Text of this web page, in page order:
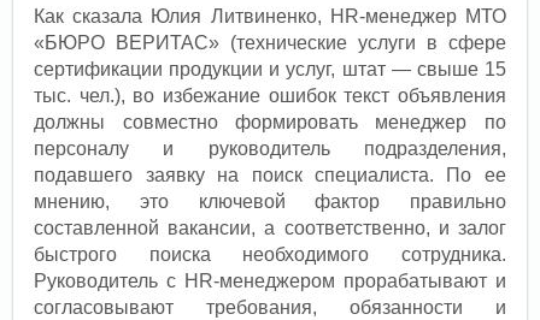
Как сказала Юлия Литвиненко, HR-менеджер МТО
«БЮРО ВЕРИТАС» (технические услуги в сфере
сертификации продукции и услуг, штат — свыше 15
тыс. чел.), во избежание ошибок текст объявления
должны совместно формировать менеджер по
персоналу и руководитель подразделения,
подавшего заявку на поиск специалиста. По ее
мнению, это ключевой фактор правильно
составленной вакансии, а соответственно, и залог
быстрого поиска необходимого сотрудника.
Руководитель с HR-менеджером прорабатывают и
согласовывают требования, обязанности и